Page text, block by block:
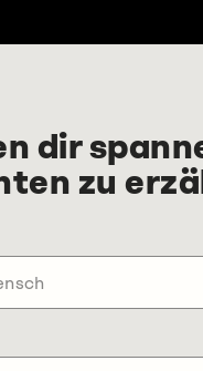
dir
zu